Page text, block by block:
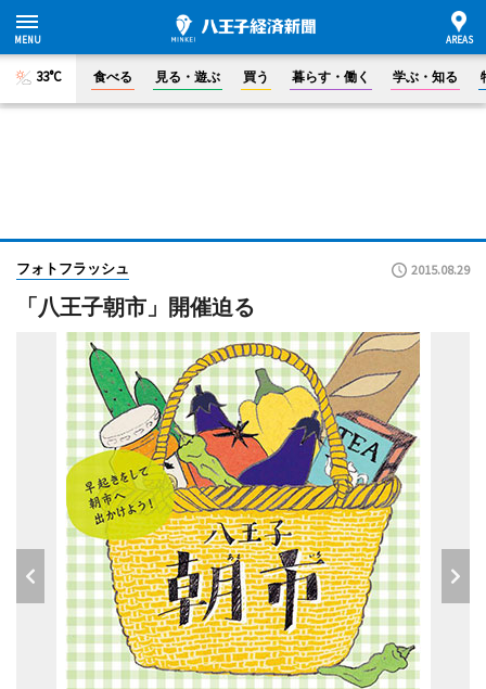
33°C 食べる 見る・遊ぶ 買う 暮らす・働く 学ぶ・知る
フォトフラッシュ 2015.08.29
「八王子朝市」開催迫る